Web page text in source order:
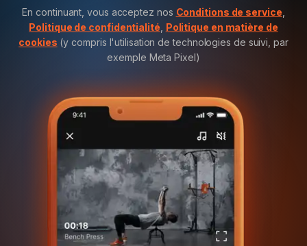
En continuant, vous acceptez nos Conditions de service
Politique de confidentialité Politique en matière de
cookies (y compris l'utilisation de technologies de suivi, par
exemple Meta Pixel)